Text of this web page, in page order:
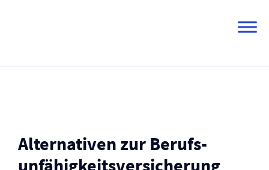
Alternativen zur Berufs­
unfähigkeits­versicherung